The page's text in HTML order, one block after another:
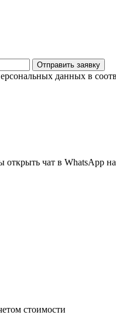
Отправить заявку
данных в
открыть чат в WhatsApp
стоимости